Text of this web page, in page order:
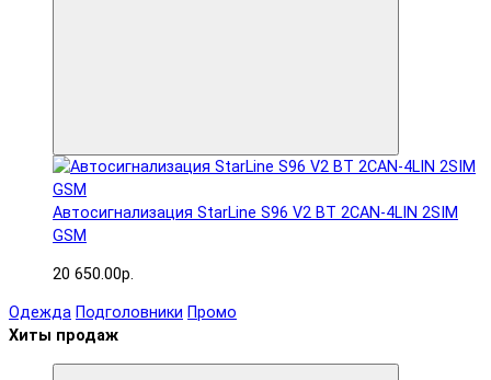
Автосигнализация StarLine S96 V2 BT 2CAN-4LIN 2SIM
GSM
20 650.00р.
Одежда Подголовники Промо
Хиты продаж